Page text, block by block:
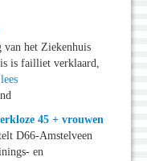
het Ziekenhuis
is failliet verklaard,
lees
45 + vrouwen
D66-Amstelveen
en